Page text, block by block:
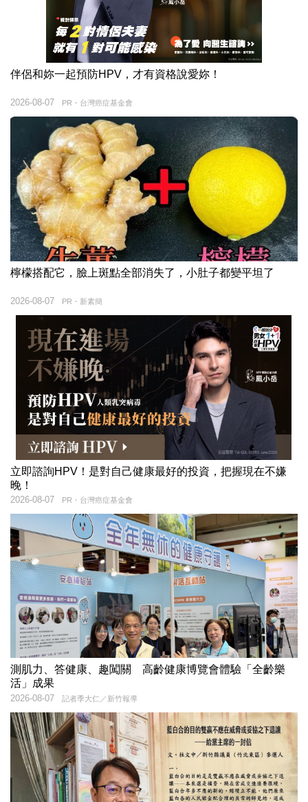
伴侶和妳一起預防HPV，才有資格說愛妳！
PR・台灣癌症基金會
2026-08-07
檸檬搭配它，臉上斑點全部消失了，小肚子都變平坦了
PR・新素簡
2026-08-07
立即諮詢HPV！是對自己健康最好的投資，把握現在不嫌
晚！
PR・台灣癌症基金會
2026-08-07
測肌力、答健康、趣闖關 高齡健康博覽會體驗「全齡樂
活」成果
記者季大仁／新竹報導
2026-08-07